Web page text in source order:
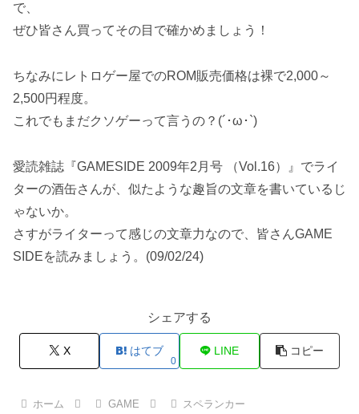
で、
ぜひ皆さん買ってその目で確かめましょう！
ちなみにレトロゲー屋でのROM販売価格は裸で2,000～
2,500円程度。
これでもまだクソゲーって言うの？(´･ω･`)
愛読雑誌『GAMESIDE 2009年2月号 （Vol.16）』でライ
ターの酒缶さんが、似たような趣旨の文章を書いているじ
ゃないか。
さすがライターって感じの文章力なので、皆さんGAME
SIDEを読みましょう。(09/02/24)
シェアする
X はてブ
0
LINE コピー
ホーム GAME スペランカー